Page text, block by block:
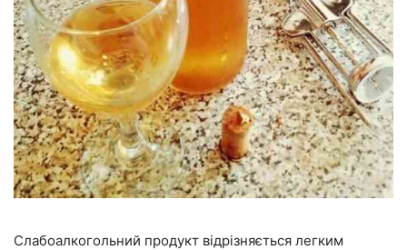
Слабоалкогольний продукт відрізняється легким